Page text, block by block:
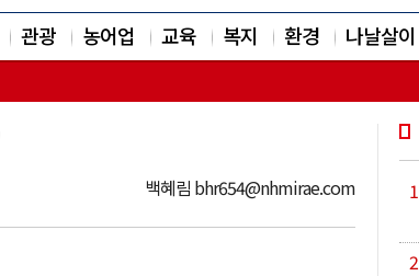
관광 농어업 교육 복지 환경 나날살이
백혜림 bhr654@nhmirae.com 1
2